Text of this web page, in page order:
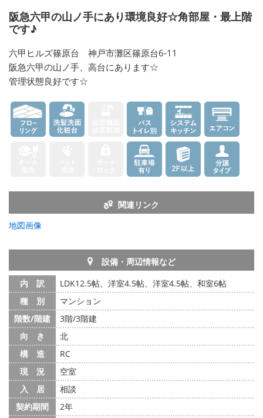
阪急六甲の山ノ手にあり環境良好☆角部屋・最上階
です♪
六甲ヒルズ篠原台 神戸市灘区篠原台6-11
阪急六甲の山ノ手、高台にあります☆
管理状態良好です☆
関連リンク
地図画像
設備・周辺情報など
内 訳
LDK12.5帖、洋室4.5帖、洋室4.5帖、和室6帖
種 別
マンション
階数/階建
3階/3階建
向 き
北
構 造
RC
現 況
空室
入 居
相談
契約期間
2年